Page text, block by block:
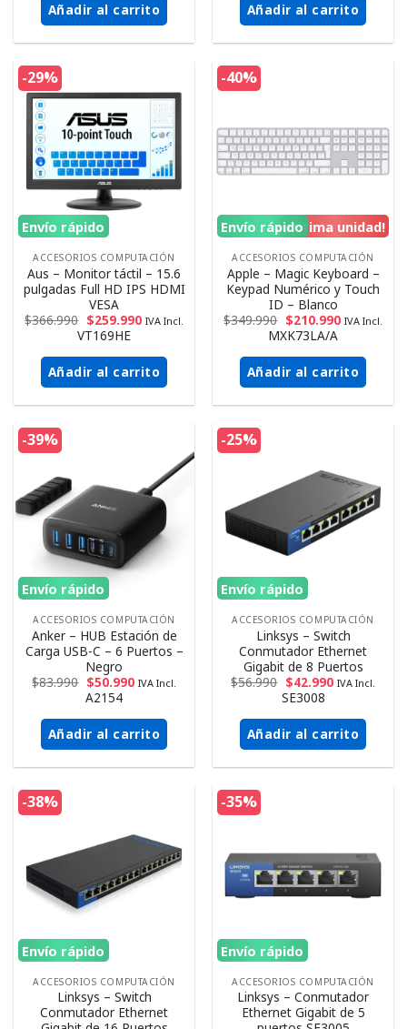
Añadir al carrito Añadir al carrito
-29%
Envío rápido
ACCESORIOS COMPUTACIÓN
Aus – Monitor táctil – 15.6
pulgadas Full HD IPS HDMI
VESA
$366.990 $259.990 IVA Incl.
VT169HE
Añadir al carrito
-40%
¡Ultima unidad!
Envío rápido
ACCESORIOS COMPUTACIÓN
Apple – Magic Keyboard –
Keypad Numérico y Touch
ID – Blanco
$349.990 $210.990 IVA Incl.
MXK73LA/A
Añadir al carrito
-39%
Envío rápido
ACCESORIOS COMPUTACIÓN
Anker – HUB Estación de
Carga USB-C – 6 Puertos –
Negro
$83.990 $50.990 IVA Incl.
A2154
Añadir al carrito
-25%
Envío rápido
ACCESORIOS COMPUTACIÓN
Linksys – Switch
Conmutador Ethernet
Gigabit de 8 Puertos
$56.990 $42.990 IVA Incl.
SE3008
Añadir al carrito
-38%
Envío rápido
ACCESORIOS COMPUTACIÓN
Linksys – Switch
Conmutador Ethernet
-35%
Envío rápido
ACCESORIOS COMPUTACIÓN
Linksys – Conmutador
Ethernet Gigabit de 5